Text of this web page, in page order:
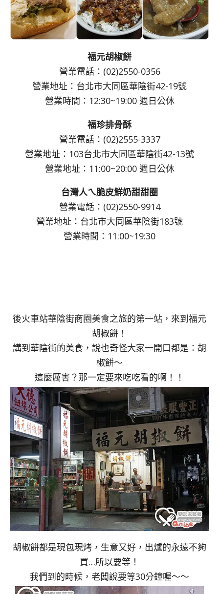
福元胡椒餅
營業電話：(02)2550-0356
營業地址：台北市大同區華陰街42-19號
營業時間：12:30~19:00 週日公休
福珍排骨酥
營業電話：(02)2555-3337
營業地址：103台北市大同區華陰街42-13號
營業地址：11:00~20:00 週日公休
台灣人ㄟ脆皮鮮奶甜甜圈
營業電話：(02)2550-9914
營業地址：台北市大同區華陰街183號
營業時間：11:00~19:30
後火車站華陰街商圈美食之旅的第一站，來到福元
胡椒餅！
講到華陰街的美食，說也奇怪大家一開口都是：胡
椒餅～
這麼厲害？那一定要來吃吃看的啊！！
胡椒餅都是現包現烤，生意又好，出爐的永遠不夠
買…所以要等！
我們到的時候，老闆說要等30分鐘喔～～